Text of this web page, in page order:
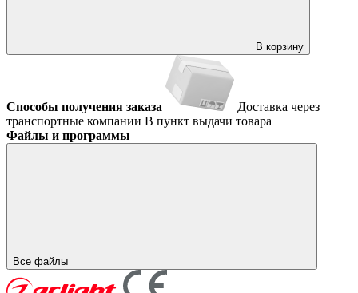
В корзину
Способы получения заказа
Доставка через
транспортные компании В пункт выдачи товара
Файлы и программы
Все файлы